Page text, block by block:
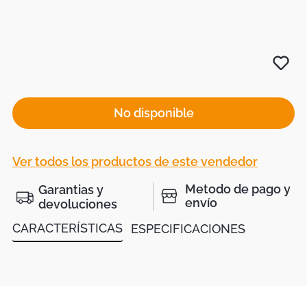
No disponible
Ver todos los productos de este vendedor
Garantias y
devoluciones
Metodo de pago y
envío
CARACTERÍSTICAS
ESPECIFICACIONES